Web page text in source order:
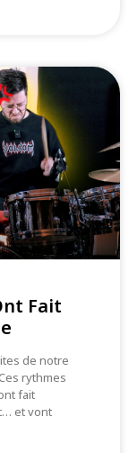
Fait
de notre
rythmes
fait
et vont